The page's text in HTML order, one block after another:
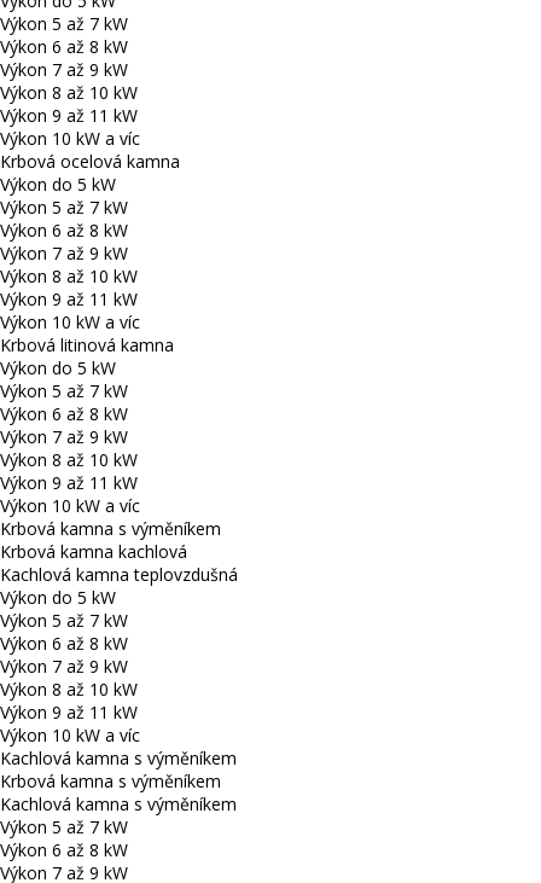
Výkon 5 až 7 kW
Výkon 6 až 8 kW
Výkon 7 až 9 kW
Výkon 8 až 10 kW
Výkon 9 až 11 kW
Výkon 10 kW a víc
Krbová ocelová kamna
Výkon do 5 kW
Výkon 5 až 7 kW
Výkon 6 až 8 kW
Výkon 7 až 9 kW
Výkon 8 až 10 kW
Výkon 9 až 11 kW
Výkon 10 kW a víc
Krbová litinová kamna
Výkon do 5 kW
Výkon 5 až 7 kW
Výkon 6 až 8 kW
Výkon 7 až 9 kW
Výkon 8 až 10 kW
Výkon 9 až 11 kW
Výkon 10 kW a víc
Krbová kamna s výměníkem
Krbová kamna kachlová
Kachlová kamna teplovzdušná
Výkon do 5 kW
Výkon 5 až 7 kW
Výkon 6 až 8 kW
Výkon 7 až 9 kW
Výkon 8 až 10 kW
Výkon 9 až 11 kW
Výkon 10 kW a víc
Kachlová kamna s výměníkem
Krbová kamna s výměníkem
Kachlová kamna s výměníkem
Výkon 5 až 7 kW
Výkon 6 až 8 kW
Výkon 7 až 9 kW